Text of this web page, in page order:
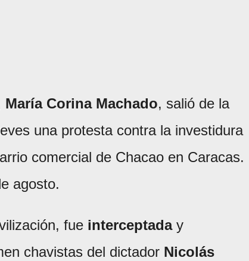
María Corina Machado, salió de la
una protesta contra la investidura
comercial de Chacao en Caracas.
agosto.
fue interceptaday
chavistas del dictador Nicolás